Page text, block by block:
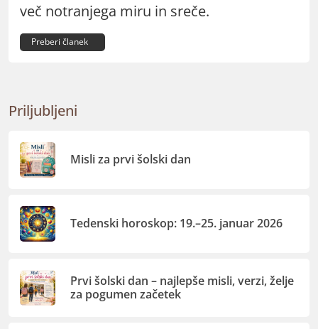
več notranjega miru in sreče.
Preberi članek
Priljubljeni
Misli za prvi šolski dan
Tedenski horoskop: 19.–25. januar 2026
Prvi šolski dan – najlepše misli, verzi, želje
za pogumen začetek